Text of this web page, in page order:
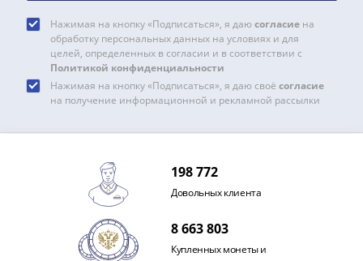
Нажимая на кнопку «Подписаться», я даю согласиена
обработку персональных данных на условиях и для
целей, определенных в согласии и в соответствии с
Политикой конфиденциальности
Нажимая на кнопку «Подписаться», я даю своё согласие
на получение информационной и рекламной рассылки
198 772
Довольных клиента
8 663 803
Купленных монеты и